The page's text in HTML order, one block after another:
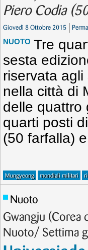
Piero Codia
Giovedì 8 Ottobre 2015
NUOTO Tre
sesta
riservata
nella città di
delle quattro
quarti posti
(50 farfalla)
Mungyeong mondiali militari
Nuoto
Gwangju (Corea
Nuoto/ Settima